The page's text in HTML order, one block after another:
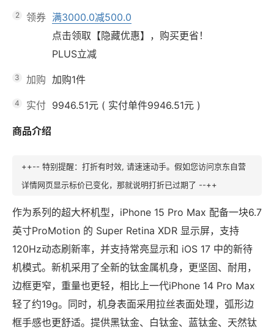
2 领券 满3000.0减500.0
点击领取【隐藏优惠】，购买更省！
PLUS立减
3 加购 加购1件
4 实付 9946.51元 ( 实付单件9946.51元 )
商品介绍
++-- 特别提醒：打折有时效, 请速速动手。假如您访问京东自营
详情网页显示标价已变化，那就说明打折已过期了 --++
作为系列的超大杯机型，iPhone 15 Pro Max 配备一块6.7
英寸ProMotion 的 Super Retina XDR 显示屏，支持
120Hz动态刷新率，并支持常亮显示和 iOS 17 中的新待
机模式。新机采用了全新的钛金属机身，更坚固、耐用，
边框更窄，重量也更轻，相比上一代iPhone 14 Pro Max
轻了约19g。同时，机身表面采用拉丝表面处理，弧形边
框手感也更舒适。提供黑钛金、白钛金、蓝钛金、天然钛